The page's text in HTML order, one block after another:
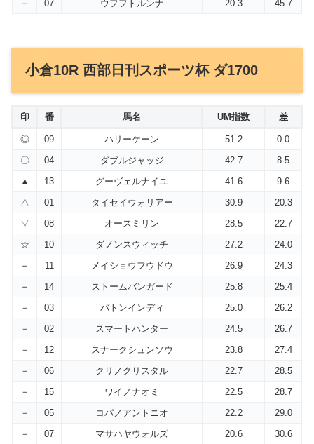
＋ 07 ウフフトルンナ 20.3 45.7
小倉10R 西部日刊スポーツ杯 ダ1700
印 番 馬名 UM指数 差
◎ 09 ハリーケーン 51.2
0.0
〇
04 ダブルジャッジ 42.7
8.5
▲
13 グーヴェルナイユ 41.6
9.6
△
01 タイセイウォリアー 30.9
20.3
▽
08 オースミリン 28.5
22.7
☆
10 ダノンスウィッチ 27.2
24.0
＋
11 メイショウフウドウ 26.9
24.3
＋
14 ストームバンガード 25.8
25.4
－
03 バトンインディ 25.0
26.2
－
02 スマートハンター 24.5
26.7
－
12 スナークシュンソウ 23.8
27.4
－
06 クリノクリスタル 22.7
28.5
－
15 ワイノナオミ 22.5
28.7
－
05 コパノアントニオ 22.2
29.0
－
07 マサハヤウォルズ 20.6 30.6